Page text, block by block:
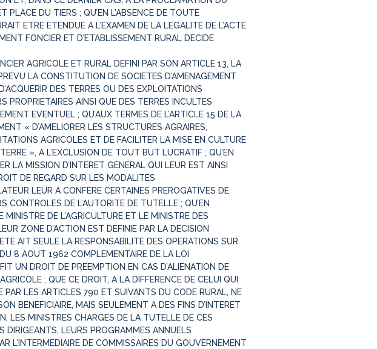
PLACE DU TIERS ; QU’EN L’ABSENCE DE TOUTE
ETRE ETENDUE A L’EXAMEN DE LA LEGALITE DE L’ACTE
FONCIER ET D’ETABLISSEMENT RURAL DECIDE
AGRICOLE ET RURAL DEFINI PAR SON ARTICLE 13, LA
LA CONSTITUTION DE SOCIETES D’AMENAGEMENT
DES TERRES OU DES EXPLOITATIONS
PROPRIETAIRES AINSI QUE DES TERRES INCULTES
EVENTUEL ; QU’AUX TERMES DE L’ARTICLE 15 DE LA
« D’AMELIORER LES STRUCTURES AGRAIRES,
AGRICOLES ET DE FACILITER LA MISE EN CULTURE
», A L’EXCLUSION DE TOUT BUT LUCRATIF ; QU’EN
LA MISSION D’INTERET GENERAL QUI LEUR EST AINSI
DE REGARD SUR LES MODALITES
LEUR A CONFERE CERTAINES PREROGATIVES DE
CONTROLES DE L’AUTORITE DE TUTELLE ; QU’EN
DE L’AGRICULTURE ET LE MINISTRE DES
ZONE D’ACTION EST DEFINIE PAR LA DECISION
AIT SEULE LA RESPONSABILITE DES OPERATIONS SUR
8 AOUT 1962 COMPLEMENTAIRE DE LA LOI
UN DROIT DE PREEMPTION EN CAS D’ALIENATION DE
; QUE CE DROIT, A LA DIFFERENCE DE CELUI QUI
PAR LES ARTICLES 790 ET SUIVANTS DU CODE RURAL, NE
BENEFICIAIRE, MAIS SEULEMENT A DES FINS D’INTERET
LES MINISTRES CHARGES DE LA TUTELLE DE CES
LEURS PROGRAMMES ANNUELS
L’INTERMEDIAIRE DE COMMISSAIRES DU GOUVERNEMENT